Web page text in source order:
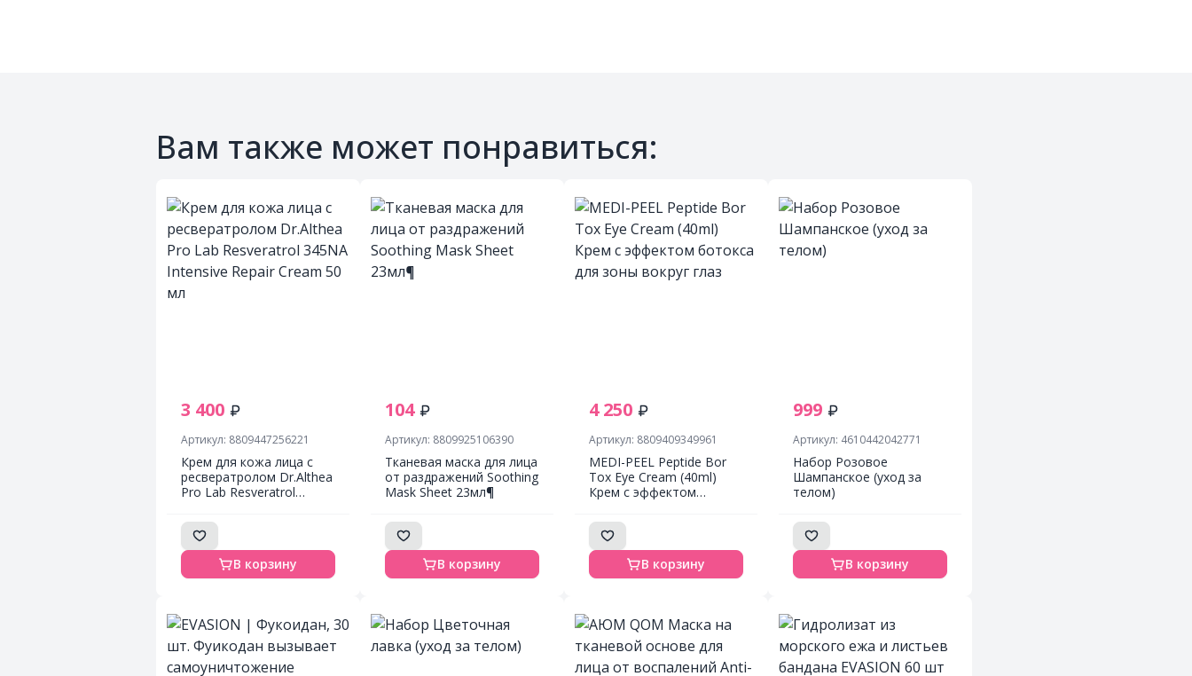
Вам также может понравиться:
3 400
Артикул: 8809447256221
Крем для кожа лица с
ресвератролом Dr.Althea
Pro Lab Resveratrol
В корзину
104
Артикул: 8809925106390
Тканевая маска для лица
от раздражений Soothing
Mask Sheet 23мл¶
В корзину
4 250
Артикул: 8809409349961
MEDI-PEEL Peptide Bor
Tox Eye Cream (40ml)
Крем с эффектом
глаз
В корзину
999
Артикул: 4610442042771
Набор Розовое
Шампанское (уход за
телом)
В корзину